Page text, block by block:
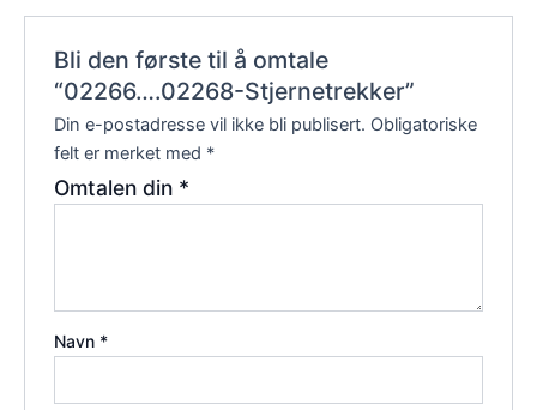
Bli den første til å omtale
“02266….02268-Stjernetrekker”
Din e-postadresse vil ikke bli publisert. Obligatoriske
felt er merket med *
Omtalen din *
Navn *